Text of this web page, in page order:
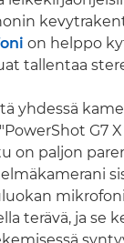
on helppo
tallentaa
yhdessä
G7
on paljon
terävä, ja se